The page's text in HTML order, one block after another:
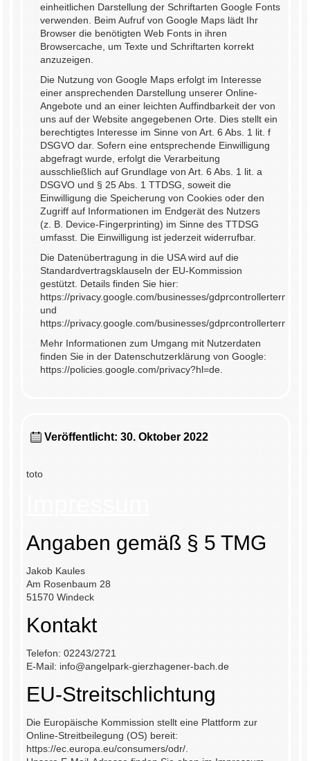
einheitlichen Darstellung der Schriftarten Google Fonts
verwenden. Beim Aufruf von Google Maps lädt Ihr
Browser die benötigten Web Fonts in ihren
Browsercache, um Texte und Schriftarten korrekt
anzuzeigen.
Die Nutzung von Google Maps erfolgt im Interesse
einer ansprechenden Darstellung unserer Online-
Angebote und an einer leichten Auffindbarkeit der von
uns auf der Website angegebenen Orte. Dies stellt ein
berechtigtes Interesse im Sinne von Art. 6 Abs. 1 lit. f
DSGVO dar. Sofern eine entsprechende Einwilligung
abgefragt wurde, erfolgt die Verarbeitung
ausschließlich auf Grundlage von Art. 6 Abs. 1 lit. a
DSGVO und § 25 Abs. 1 TTDSG, soweit die
Einwilligung die Speicherung von Cookies oder den
Zugriff auf Informationen im Endgerät des Nutzers
(z. B. Device-Fingerprinting) im Sinne des TTDSG
umfasst. Die Einwilligung ist jederzeit widerrufbar.
Die Datenübertragung in die USA wird auf die
Standardvertragsklauseln der EU-Kommission
gestützt. Details finden Sie hier:
https://privacy.google.com/businesses/gdprcontrollerterms/
und
https://privacy.google.com/businesses/gdprcontrollerterms/
Mehr Informationen zum Umgang mit Nutzerdaten
finden Sie in der Datenschutzerklärung von Google:
https://policies.google.com/privacy?hl=de
Veröffentlicht: 30. Oktober 2022
toto
Angaben gemäß § 5 TMG
Jakob Kaules
Am Rosenbaum 28
51570 Windeck
Kontakt
Telefon: 02243/2721
E-Mail: info@angelpark-gierzhagener-bach.de
EU-Streitschlichtung
Die Europäische Kommission stellt eine Plattform zur
Online-Streitbeilegung (OS) bereit:
https://ec.europa.eu/consumers/odr/